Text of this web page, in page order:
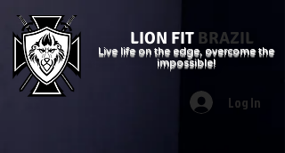
LION FIT BRAZIL
Live life on the edge, overcome the
impossible!
Log In